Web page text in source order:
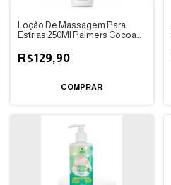
Loção De Massagem Para
Estrias 250Ml Palmers Cocoa
R$129,90